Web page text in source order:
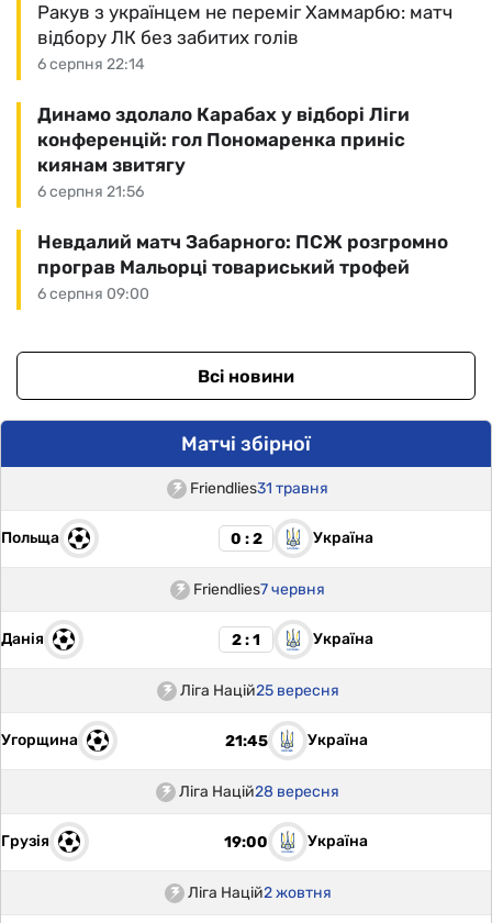
6 серпня 22:14
Ракув з українцем не переміг Хаммарбю: матч
відбору ЛК без забитих голів
6 серпня 21:56
Динамо здолало Карабах у відборі Ліги
конференцій: гол Пономаренка приніс
киянам звитягу
6 серпня 09:00
Невдалий матч Забарного: ПСЖ розгромно
програв Мальорці товариський трофей
Всі новини
Матчі збірної
Friendlies31 травня
Польща 0 : 2 Україна
Friendlies7 червня
Данія 2 : 1 Україна
Ліга Націй25 вересня
Угорщина 21:45 Україна
Ліга Націй28 вересня
Грузія 19:00 Україна
Ліга Націй2 жовтня